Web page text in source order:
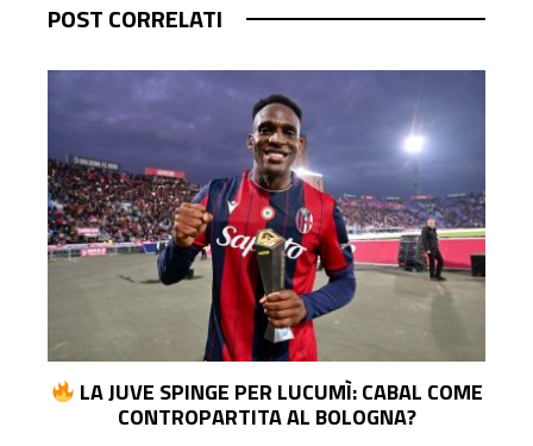
POST CORRELATI
CAGLIARI, ACCORDO CON LO SPEZIA PER
AURELIO: CIOCCI FA IL PERCORSO INVERSO